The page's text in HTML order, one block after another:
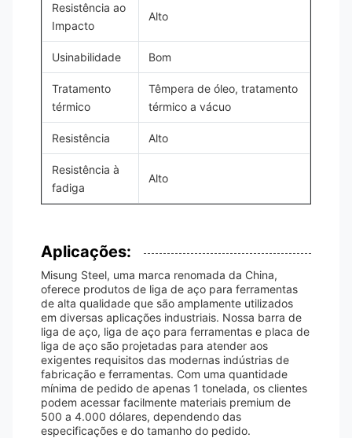
Resistência ao
Impacto
Alto
Usinabilidade Bom
Tratamento
térmico
Têmpera de óleo, tratamento
térmico a vácuo
Resistência Alto
Resistência à
fadiga
Alto
Aplicações:
Misung Steel, uma marca renomada da China,
oferece produtos de liga de aço para ferramentas
de alta qualidade que são amplamente utilizados
em diversas aplicações industriais. Nossa barra de
liga de aço, liga de aço para ferramentas e placa de
liga de aço são projetadas para atender aos
exigentes requisitos das modernas indústrias de
fabricação e ferramentas. Com uma quantidade
mínima de pedido de apenas 1 tonelada, os clientes
podem acessar facilmente materiais premium de
500 a 4.000 dólares, dependendo das
especificações e do tamanho do pedido.